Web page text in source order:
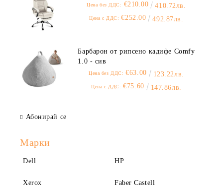
Цена без ДДС: €210.00 410.72лв.
Цена с ДДС: €252.00 492.87лв.
Барбарон от рипсено кадифе Comfy
1.0 - сив
Цена без ДДС: €63.00 123.22лв.
Цена с ДДС: €75.60 147.86лв.
Абонирай се
Марки
Dell HP
Xerox Faber Castell